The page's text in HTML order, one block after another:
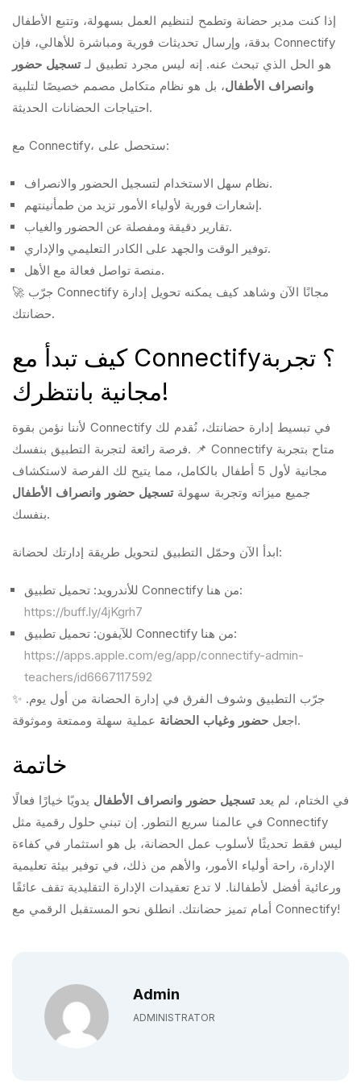
إذا كنت مدير حضانة وتطمح لتنظيم العمل بسهولة، وتتبع الأطفال
بدقة، وإرسال تحديثات فورية ومباشرة للأهالي، فإن Connectify
هو الحل الذي تبحث عنه. إنه ليس مجرد تطبيق لـتسجيل حضور
وانصراف الأطفال، بل هو نظام متكامل مصمم خصيصًا لتلبية
احتياجات الحضانات الحديثة.
مع Connectify، ستحصل على:
نظام سهل الاستخدام لتسجيل الحضور والانصراف.
إشعارات فورية لأولياء الأمور تزيد من طمأنينتهم.
تقارير دقيقة ومفصلة عن الحضور والغياب.
توفير الوقت والجهد على الكادر التعليمي والإداري.
منصة تواصل فعالة مع الأهل.
🚀 جرّب Connectify مجانًا الآن وشاهد كيف يمكنه تحويل إدارة
حضانتك.
كيف تبدأ مع Connectify؟ تجربة
مجانية بانتظرك!
لأننا نؤمن بقوة Connectify في تبسيط إدارة حضانتك، نُقدم لك
فرصة رائعة لتجربة التطبيق بنفسك. 📌 Connectify متاح بتجربة
مجانية لأول 5 أطفال بالكامل، مما يتيح لك الفرصة لاستكشاف
جميع ميزاته وتجربة سهولةتسجيل حضور وانصراف الأطفال
بنفسك.
ابدأ الآن وحمّل التطبيق لتحويل طريقة إدارتك لحضانة:
للأندرويد: تحميل تطبيق Connectify من هنا:
https://buff.ly/4jKgrh7
للآيفون: تحميل تطبيق Connectify من هنا:
https://apps.apple.com/eg/app/connectify-admin-
teachers/id6667117592
✨ جرّب التطبيق وشوف الفرق في إدارة الحضانة من أول يوم.
اجعل حضور وغياب الحضانة عملية سهلة وممتعة وموثوقة.
خاتمة
في الختام، لم يعدتسجيل حضور وانصراف الأطفال يدويًا خيارًا فعالًا
في عالمنا سريع التطور. إن تبني حلول رقمية مثل Connectify
ليس فقط تحديثًا لأسلوب عمل الحضانة، بل هو استثمار في كفاءة
الإدارة، راحة أولياء الأمور، والأهم من ذلك، في توفير بيئة تعليمية
ورعائية أفضل لأطفالنا. لا تدع تعقيدات الإدارة التقليدية تقف عائقًا
أمام تميز حضانتك. انطلق نحو المستقبل الرقمي مع Connectify!
Admin
ADMINISTRATOR